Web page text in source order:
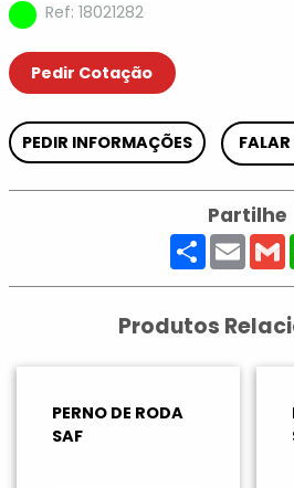
Ref: 18021282
Pedir Cotação
PEDIR INFORMAÇÕES
Partilhe
Share
Produtos
PERNO DE RODA
SAF